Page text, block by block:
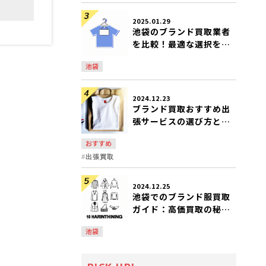
2025.01.29
池袋のブランド買取業者
を比較！最適な選択を見
池袋
2024.12.23
ブランド買取おすすめ出
張サービスの選び方と人
おすすめ
出張買取
2024.12.25
池袋でのブランド服買取
ガイド：高価買取の秘訣
池袋